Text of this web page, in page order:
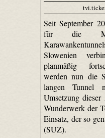
Seit September
für die
Slowenien
planmäßig
werden nun die
langen Tunnel
Umsetzung
Wunderwerk der
Einsatz, der so
(SUZ).